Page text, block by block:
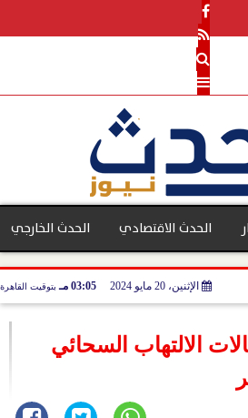
الحدث الاقتصادي
بنوك
الحدث الخارجي
الإثنين، 20 مايو 2024 03:05 مـ بتوقيت القاهرة
الالتهاب السحائي